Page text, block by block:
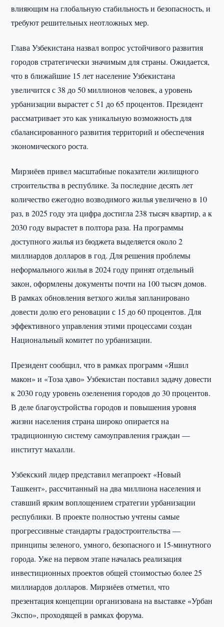
влияющим на глобальную стабильность и безопасность, и
требуют решительных неотложных мер.
Глава Узбекистана назвал вопрос устойчивого развития
городов стратегически значимым для страны. Ожидается,
что в ближайшие 15 лет население Узбекистана
увеличится с 38 до 50 миллионов человек, а уровень
урбанизации вырастет с 51 до 65 процентов. Президент
рассматривает это как уникальную возможность для
сбалансированного развития территорий и обеспечения
экономического роста.
Мирзиёев привел масштабные показатели жилищного
строительства в республике. За последние десять лет
количество ежегодно возводимого жилья увеличено в 10
раз, в 2025 году эта цифра достигла 238 тысяч квартир, а к
2030 году вырастет в полтора раза. На программы
доступного жилья из бюджета выделяется около 2
миллиардов долларов в год. Для решения проблемы
неформального жилья в 2024 году принят отдельный
закон, оформлены документы почти на 100 тысяч домов.
В рамках обновления ветхого жилья запланировано
довести долю его реновации с 15 до 60 процентов. Для
эффективного управления этими процессами создан
Национальный комитет по урбанизации.
Президент сообщил, что в рамках программ «Яшил
макон» и «Тоза ҳаво» Узбекистан поставил задачу довести
к 2030 году уровень озеленения городов до 30 процентов.
В деле благоустройства городов и повышения уровня
жизни населения страна широко опирается на
традиционную систему самоуправления граждан —
институт махалли.
Узбекский лидер представил мегапроект «Новый
Ташкент», рассчитанный на два миллиона населения и
ставший ярким воплощением стратегии урбанизации
республики. В проекте полностью учтены самые
прогрессивные стандарты градостроительства —
принципы зеленого, умного, безопасного и 15-минутного
города. Уже на первом этапе началась реализация
инвестиционных проектов общей стоимостью более 25
миллиардов долларов. Мирзиёев отметил, что
презентация концепции организована на выставке «Урбан
Экспо», проходящей в рамках форума.